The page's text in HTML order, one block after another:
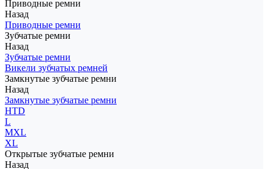
Приводные ремни
Назад
Приводные ремни
Зубчатые ремни
Назад
Зубчатые ремни
Викели зубчатых ремней
Замкнутые зубчатые ремни
Назад
Замкнутые зубчатые ремни
HTD
L
MXL
XL
Открытые зубчатые ремни
Назад